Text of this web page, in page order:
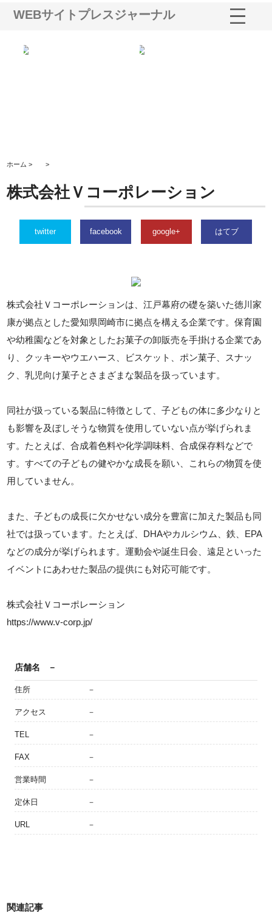
WEBサイトプレスジャーナル
ホーム > >
株式会社Ｖコーポレーション
twitter facebook google+ はてブ
株式会社Ｖコーポレーションは、江戸幕府の礎を築いた徳川家
康が拠点とした愛知県岡崎市に拠点を構える企業です。保育園
や幼稚園などを対象としたお菓子の卸販売を手掛ける企業であ
り、クッキーやウエハース、ビスケット、ポン菓子、スナッ
ク、乳児向け菓子とさまざまな製品を扱っています。
同社が扱っている製品に特徴として、子どもの体に多少なりと
も影響を及ぼしそうな物質を使用していない点が挙げられま
す。たとえば、合成着色料や化学調味料、合成保存料などで
す。すべての子どもの健やかな成長を願い、これらの物質を使
用していません。
また、子どもの成長に欠かせない成分を豊富に加えた製品も同
社では扱っています。たとえば、DHAやカルシウム、鉄、EPA
などの成分が挙げられます。運動会や誕生日会、遠足といった
イベントにあわせた製品の提供にも対応可能です。
株式会社Ｖコーポレーション
https://www.v-corp.jp/
店舗名 －
住所 －
アクセス －
TEL －
FAX －
営業時間 －
定休日 －
URL －
関連記事